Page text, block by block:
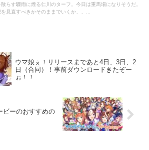
らす驟雨に煙る仁川のターフ。今日は重馬場になりそうだ。
見直すべきかそのままでいくか、、...
ウマ娘ぇ！リリースまであと4日、3日、2
日（合同）！事前ダウンロードきたぞー
ぉ！！
ビーのおすすめの